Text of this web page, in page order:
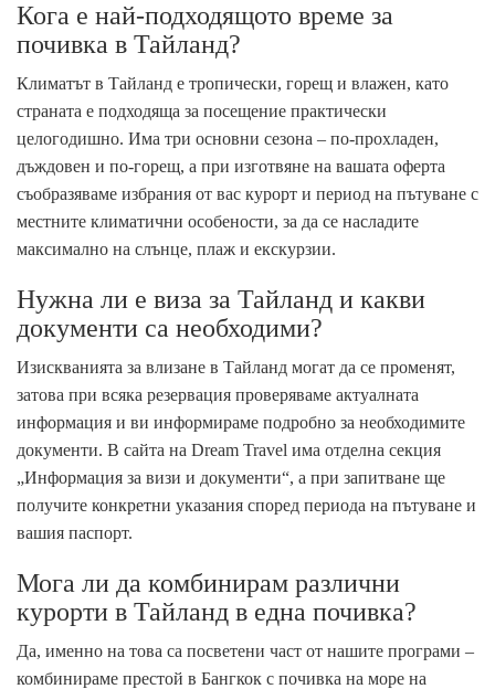
Кога е най-подходящото време за
почивка в Тайланд?
Климатът в Тайланд е тропически, горещ и влажен, като
страната е подходяща за посещение практически
целогодишно. Има три основни сезона – по-прохладен,
дъждовен и по-горещ, а при изготвяне на вашата оферта
съобразяваме избрания от вас курорт и период на пътуване с
местните климатични особености, за да се насладите
максимално на слънце, плаж и екскурзии.
Нужна ли е виза за Тайланд и какви
документи са необходими?
Изискванията за влизане в Тайланд могат да се променят,
затова при всяка резервация проверяваме актуалната
информация и ви информираме подробно за необходимите
документи. В сайта на Dream Travel има отделна секция
„Информация за визи и документи“, а при запитване ще
получите конкретни указания според периода на пътуване и
вашия паспорт.
Мога ли да комбинирам различни
курорти в Тайланд в една почивка?
Да, именно на това са посветени част от нашите програми –
комбинираме престой в Бангкок с почивка на море на